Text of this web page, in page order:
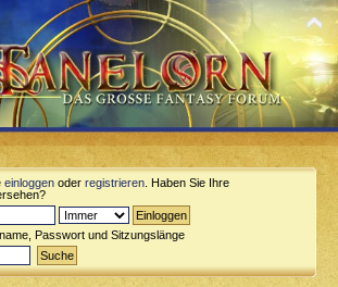
einloggen oder registrieren . Haben Sie Ihre
Passwort und Sitzungslänge